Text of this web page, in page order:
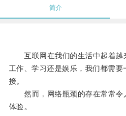
简介
互联网在我们的生活中起着越
工作、学习还是娱乐，我们都需
接。
然而，网络瓶颈的存在常常令
体验。